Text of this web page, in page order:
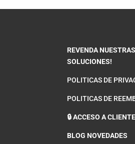
REVENDA NUESTRAS
SOLUCIONES!
POLITICAS DE
POLITICAS DE
🔒 ACCESO A
BLOG NOVEDADES